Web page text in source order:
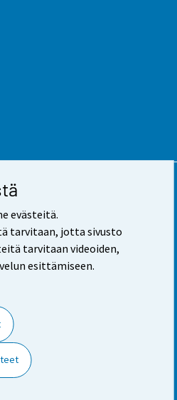
evästeitä.
tarvitaan, jotta sivusto
tarvitaan videoiden,
esittämiseen.